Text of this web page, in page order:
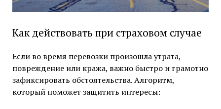
Как действовать при страховом случае
Если во время перевозки произошла утрата,
повреждение или кража, важно быстро и грамотно
зафиксировать обстоятельства. Алгоритм,
который поможет защитить интересы: